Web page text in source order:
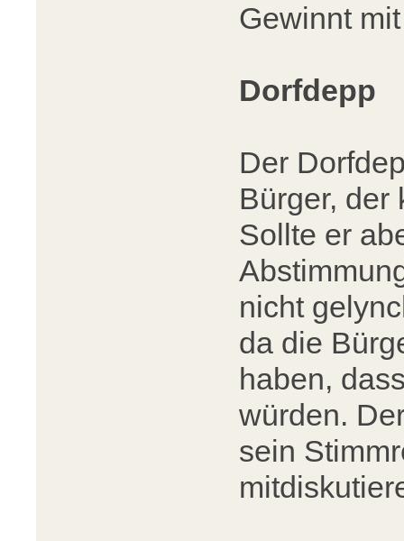
Gewinnt
Dorfdepp
Der
Bürger, der
Sollte er
nicht
da die
haben,
würden.
sein